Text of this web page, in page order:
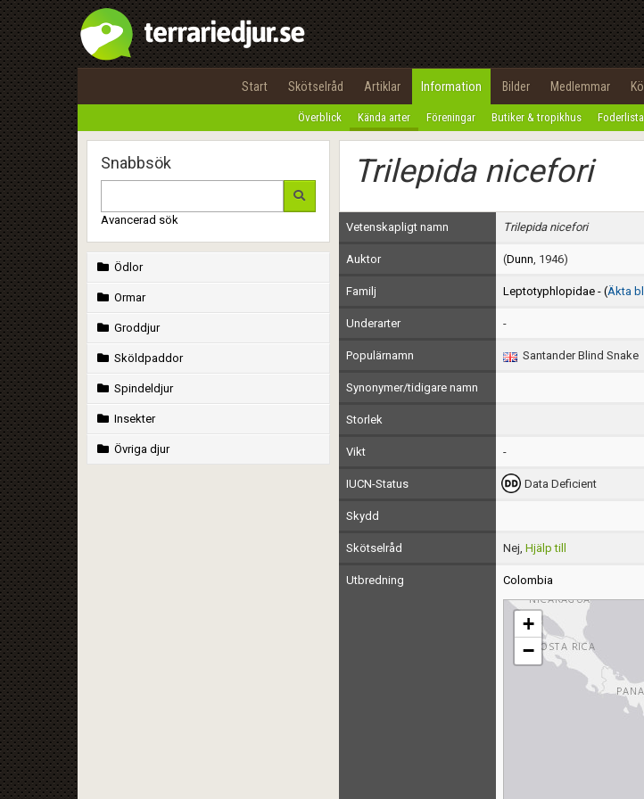
Start Skötselråd Artiklar Information Bilder Medlemmar
Överblick Kända arter Föreningar Butiker & tropikhus Foderlista
Snabbsök
Avancerad sök
Ödlor
Ormar
Groddjur
Sköldpaddor
Spindeldjur
Insekter
Övriga djur
Trilepida nicefori
Vetenskapligt namn Trilepida nicefori
Auktor (Dunn, 1946)
Familj Leptotyphlopidae - (Äkta
Underarter -
Populärnamn Santander Blind Snake
Synonymer/tidigare namn
Storlek
Vikt -
IUCN-Status Data Deficient
Skydd
Skötselråd Nej, Hjälp till
Utbredning Colombia
+
−
Utför
100%
OK
integritetspolicy
Namn:
Epost:
Användarnamn:
Lösenord:
Terms of Service
Begär nytt lösenord